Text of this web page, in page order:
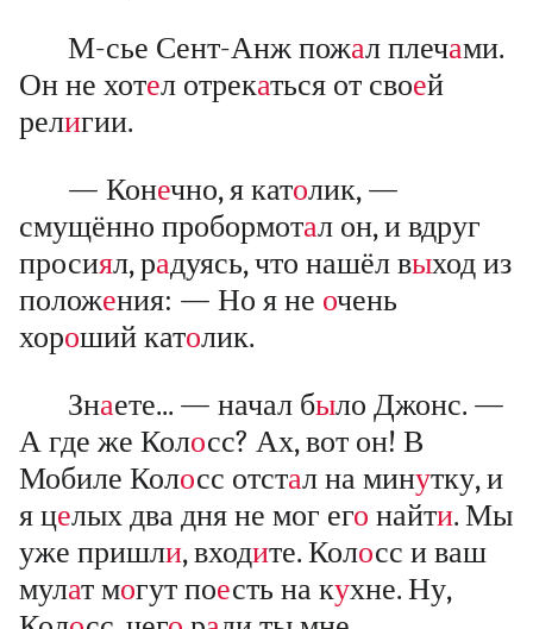
М-сье Сент-Анж пожал плечами.
Он не хотел отрекаться от своей
религии.
— Конечно, я католик, —
смущённо пробормотал он, и вдруг
просиял, радуясь, что нашёл выход из
положения: — Но я не очень
хороший католик.
Знаете... — начал было Джонс. —
А где же Колосс? Ах, вот он! В
Мобиле Колосс отстал на минутку, и
я целых два дня не мог его найти. Мы
уже пришли, входите. Колосс и ваш
мулат могут поесть на кухне. Ну,